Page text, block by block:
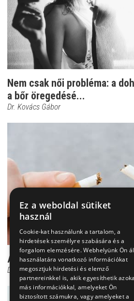
Nem csak női probléma: a
a bőr öregedésé...
Dr. Kovács Gábor
A 7 legjobb érv a dohányzás
Dr. Kovács Gábor
Ez a weboldal sütiket
használ
Cookie-kat használunk a tartalom, a
hirdetések személyre szabására és a
forgalom elemzésére. Webhelyünk Ön
használatára vonatkozó információkat
megosztjuk hirdetési és elemző
partnereinkkel is, akik egyesíthetik
más információkkal, amelyeket Ön
biztosított számukra, vagy amelyeket a